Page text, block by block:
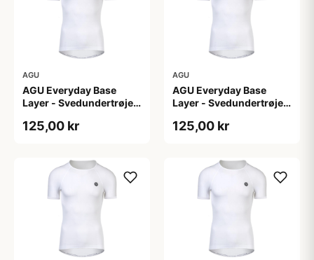
AGU
AGU Everyday Base
Layer - Svedundertrøje
125,00 kr
AGU
AGU Everyday Base
Layer - Svedundertrøje
125,00 kr